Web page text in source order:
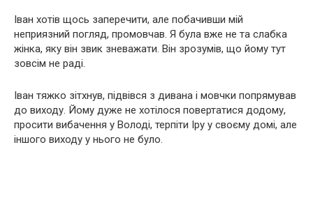
Іван хотів щось заперечити, але побачивши мій
неприязний погляд, промовчав. Я була вже не та слабка
жінка, яку він звик зневажати. Він зрозумів, що йому тут
зовсім не раді.
Іван тяжко зітхнув, підвівся з дивана і мовчки попрямував
до виходу. Йому дуже не хотілося повертатися додому,
просити вибачення у Володі, терпіти Іру у своєму домі, але
іншого виходу у нього не було.